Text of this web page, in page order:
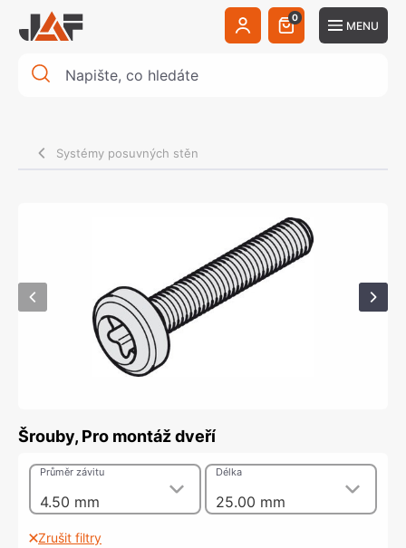
0
MENU
Systémy posuvných stěn
Šrouby, Pro montáž dveří
4.50 mm
Průměr závitu
25.00 mm
Délka
Zrušit filtry